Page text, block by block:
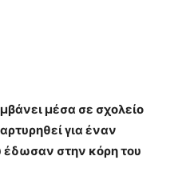
μέσα σε σχολείο
για έναν
έδωσαν στην κόρη του